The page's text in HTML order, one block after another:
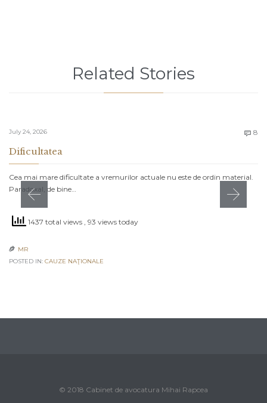
Related Stories
July 24, 2026  8
Dificultatea
Cea mai mare dificultate a vremurilor actuale nu este de ordin material.
Paradoxal, de bine…
1437 total views , 93 views today
 MR
POSTED IN: CAUZE NAŢIONALE
© 2018 Cabinet de avocatura Mihai Rapcea